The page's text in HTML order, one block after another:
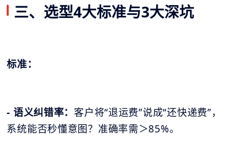
三、选型4大标准与3大深坑
标准：
- 语义纠错率：客户将“退运费”说成“还快递费”，
系统能否秒懂意图？准确率需＞85%。